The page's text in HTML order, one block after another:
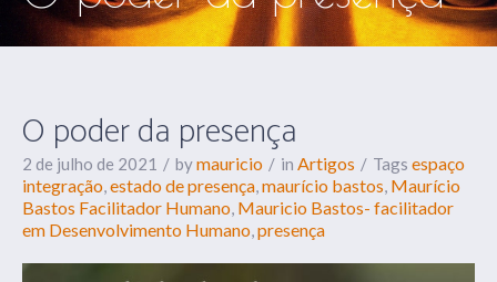
O poder da presença
2 de julho de 2021 bymauricio in Artigos Tags espaço
integração,estado de presença,maurício bastos, Maurício
Bastos Facilitador Humano, Mauricio Bastos- facilitador
em Desenvolvimento Humano,presença